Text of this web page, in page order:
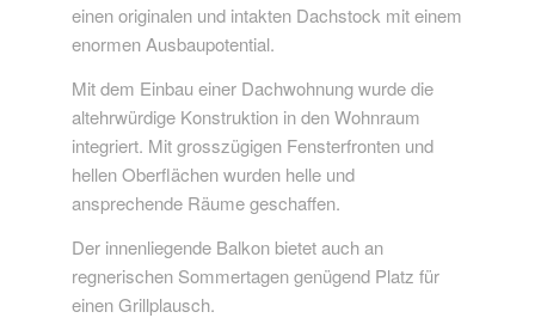
einen originalen und intakten Dachstock mit einem
enormen Ausbaupotential.
Mit dem Einbau einer Dachwohnung wurde die
altehrwürdige Konstruktion in den Wohnraum
integriert. Mit grosszügigen Fensterfronten und
hellen Oberflächen wurden helle und
ansprechende Räume geschaffen.
Der innenliegende Balkon bietet auch an
regnerischen Sommertagen genügend Platz für
einen Grillplausch.